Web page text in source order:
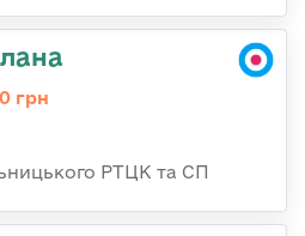
грн
РТЦК та СП